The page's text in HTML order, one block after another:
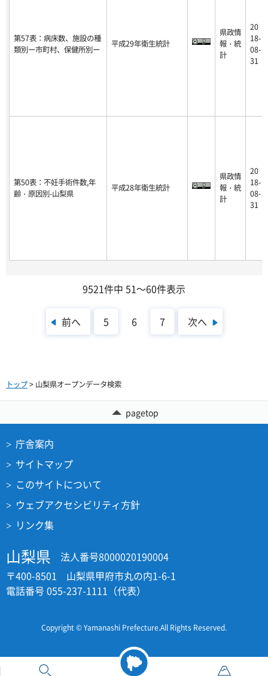
第57表：病床数、施設の種
類別ー市町村、保健所別ー
平成29年衛生統計
県政情
報・統
計
20
18-
08-
31
第50表：不妊手術件数,年
齢・原因別-山梨県
平成28年衛生統計
県政情
報・統
計
20
18-
08-
31
9521件中 51～60件表示
前へ 5 6 7 次へ
トップ> 山梨県オープンデータ検索
pagetop
庁舎案内
サイトマップ
このサイトについて
ウェブアクセシビリティ方針
リンク集
山梨県
法人番号8000020190004
〒400-8501 山梨県甲府市丸の内1-6-1
電話番号 055-237-1111（代表）
Copyright © Yamanashi Prefecture.All Rights Reserved.